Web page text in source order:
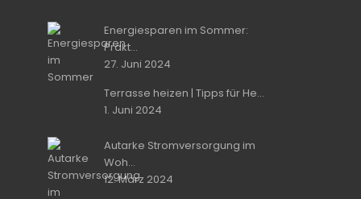
Energiesparen im Sommer:
Prakt...
27. Juni 2024
Terrasse heizen | Tipps für He...
1. Juni 2024
Autarke Stromversorgung im
Woh...
12. März 2024